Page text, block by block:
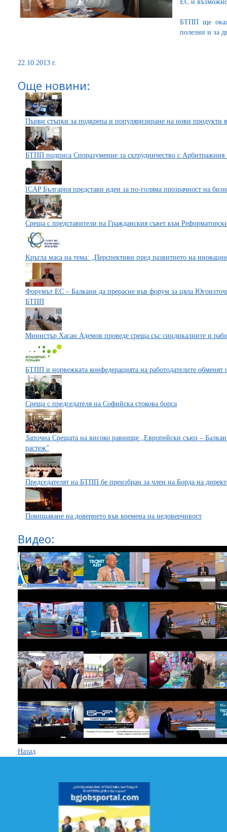
ЕС и
БТПП ще
полезни и за
22.10.2013 г.
Още новини:
Първи стъпки за подкрепа и популяризиране на нови продукти
БТПП подписа Споразумение за сътрудничество с Арбитражния
ICAP България представи идеи за по-голяма прозрачност на
Среща с представители на Гражданския съвет към
Kръгла маса на тема: „Перспективи пред развитието на
Форумът ЕС – Балкани да прерасне във форум за цяла
БТПП
Министър Хасан Адемов проведе среща със синдикалните и
БТПП и норвежката конфедерацията на работодателите обменят
Среща с председателя на Софийска стокова борса
Започна Срещата на високо равнище „Европейски съюз –
растеж"
Председателят на БТПП бе преизбран за член на Борда на
Повишаване на доверието във времена на недоверчивост
Видео:
Назад